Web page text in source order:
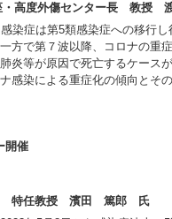
・高度外傷センター長 教
染症は第5類感染症への移行
方で第７波以降、コロナの重
炎等が原因で死亡するケース
感染による重症化の傾向とそ
開催
特任教授 濱田 篤郎 氏